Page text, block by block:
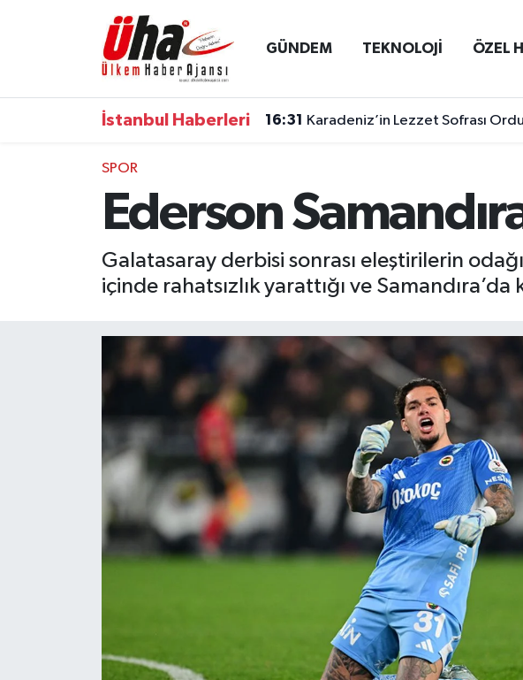
GÜNDEM TEKNOLOJİ ÖZEL
İstanbul Haberleri 16:31 Karadeniz’in Lezzet Sofrası Ordu
SPOR
Ederson
Galatasaray derbisi sonrası eleştirilerin
içinde rahatsızlık yarattığı ve Samandıra’da
İstanbul Nöbetçi Eczaneler
İstanbul Hava Durumu
İstanbul Trafik Yoğunluk Haritası
Tüm Manşetler
Son Dakika Haberleri
Haber Arşivi